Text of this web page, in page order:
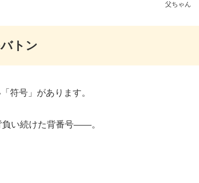
父ちゃん
トン
符号」があります。
負い続けた背番号――。